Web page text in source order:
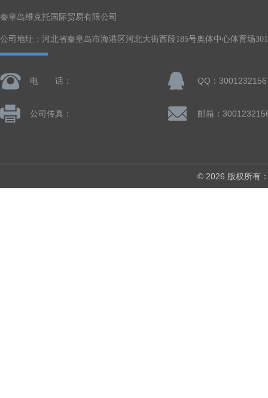
秦皇岛维克托国际贸易有限公司
公司地址：河北省秦皇岛市海港区河北大街西段185号奥体中心体育场
电 话： QQ：3001232156
公司传真： 邮箱：
© 2026 版权所有